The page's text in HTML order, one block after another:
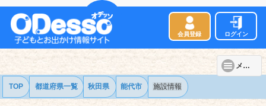
会員登録 ログイン
メニュー
TOP 都道府県一覧 秋田県 能代市 施設情報